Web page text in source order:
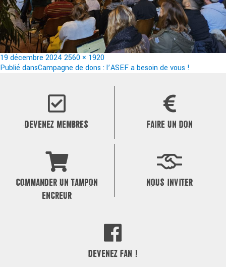
Publié
le
19 décembre 2024 Taille
réelle
2560 × 1920
Navigation
Publié dansCampagne de dons : l’ASEF a besoin de vous !
DEVENEZ MEMBRES FAIRE UN DON
COMMANDER UN TAMPON
ENCREUR
NOUS INVITER
DEVENEZ FAN !